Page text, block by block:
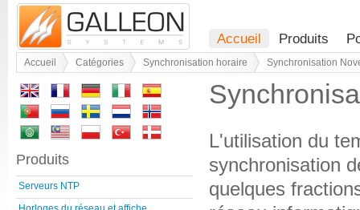
Accueil Produits
Accueil Catégories Synchronisation horaire Synchronisation
L'utilisation du
synchronisation
quelques
Produits
Serveurs NTP